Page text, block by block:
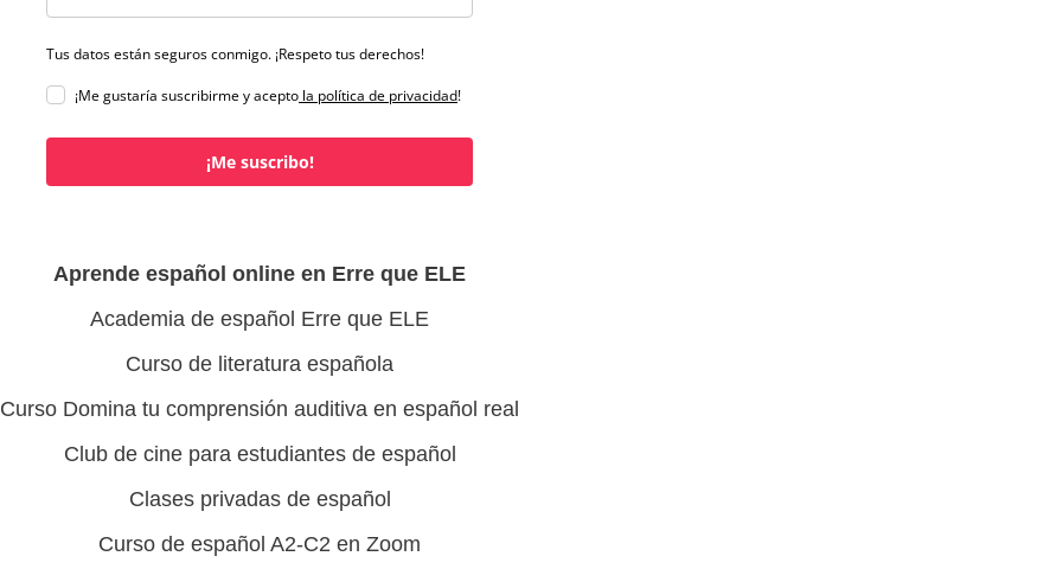
Tus datos están seguros conmigo. ¡Respeto tus derechos!
¡Me gustaría suscribirme y acepto la política de privacidad!
¡Me suscribo!
Aprende español online en Erre que ELE
Academia de español Erre que ELE
Curso de literatura española
Curso Domina tu comprensión auditiva en español real
Club de cine para estudiantes de español
Clases privadas de español
Curso de español A2-C2 en Zoom